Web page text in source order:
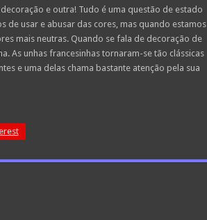
e outra! Tudo é uma questão de estado
de usar e abusar das cores, mas quando estamos
mais neutras. Quando se fala de decoração de
As unhas francesinhas tornaram-se tão clássicas
e uma delas chama bastante atenção pela sua